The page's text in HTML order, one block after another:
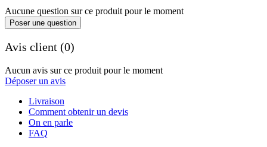
Aucune question sur ce produit pour le moment
Poser une question
Avis client (0)
Aucun avis sur ce produit pour le moment
Déposer un avis
Livraison
Comment obtenir un devis
On en parle
FAQ